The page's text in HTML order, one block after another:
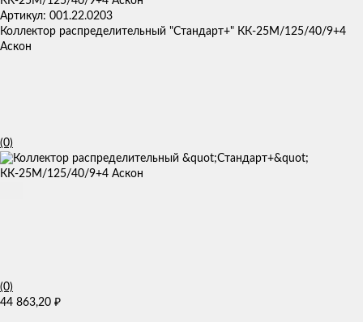
Артикул: 001.22.0203
Коллектор распределительный "Стандарт+" КК-25М/125/40/9+4
Аскон
(0)
(0)
44 863,20 ₽